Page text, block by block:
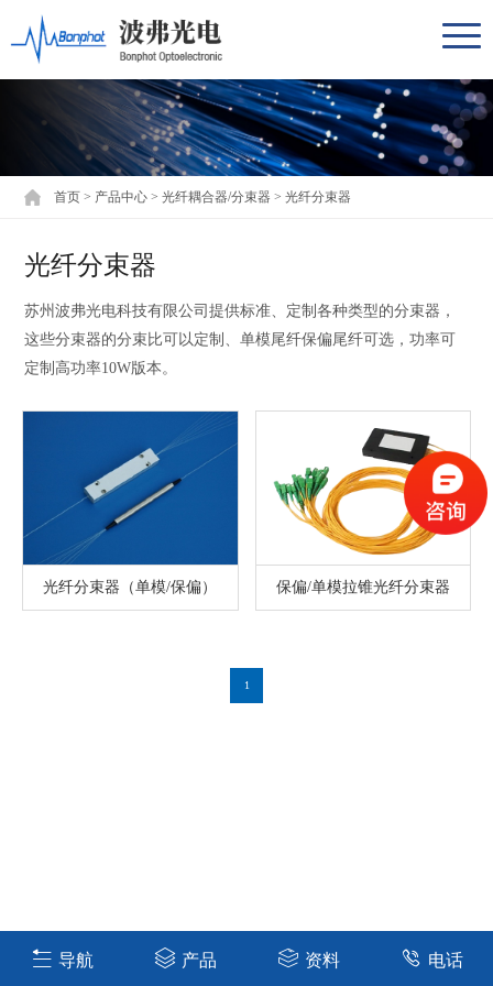
首页 > 产品中心 >光纤耦合器/分束器 >光纤分束器
光纤分束器
苏州波弗光电科技有限公司提供标准、定制各种类型的分束器，
这些分束器的分束比可以定制、单模尾纤保偏尾纤可选，功率可
定制高功率10W版本。
光纤分束器（单模/保偏） 保偏/单模拉锥光纤分束器
1
导航 产品 资料 电话